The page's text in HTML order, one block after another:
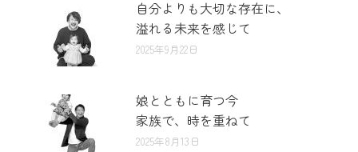
自分よりも大切な存在に、
溢れる未来を感じて
2025年9月22日
娘とともに育つ今
家族で、時を重ねて
2025年8月13日